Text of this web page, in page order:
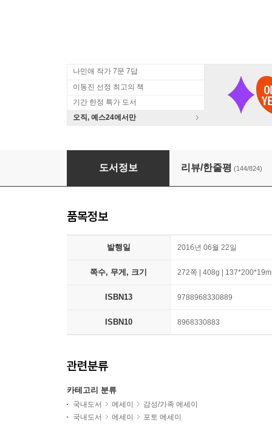
나민애 작가 7문 7답
이동진 선정 최고의 책
기간 한정 특가 도서
오직, 예스24에서만
나에게 고맙다
도서정보 리뷰/한줄평 (144/824)
품목정보
발행일 2016년 06월 22일
쪽수, 무게, 크기 272쪽 | 408g |
ISBN13 9788968330889
ISBN10 8968330883
관련분류
카테고리 분류
국내도서 에세이
감성/가족 에세이
국내도서
에세이
포토 에세이